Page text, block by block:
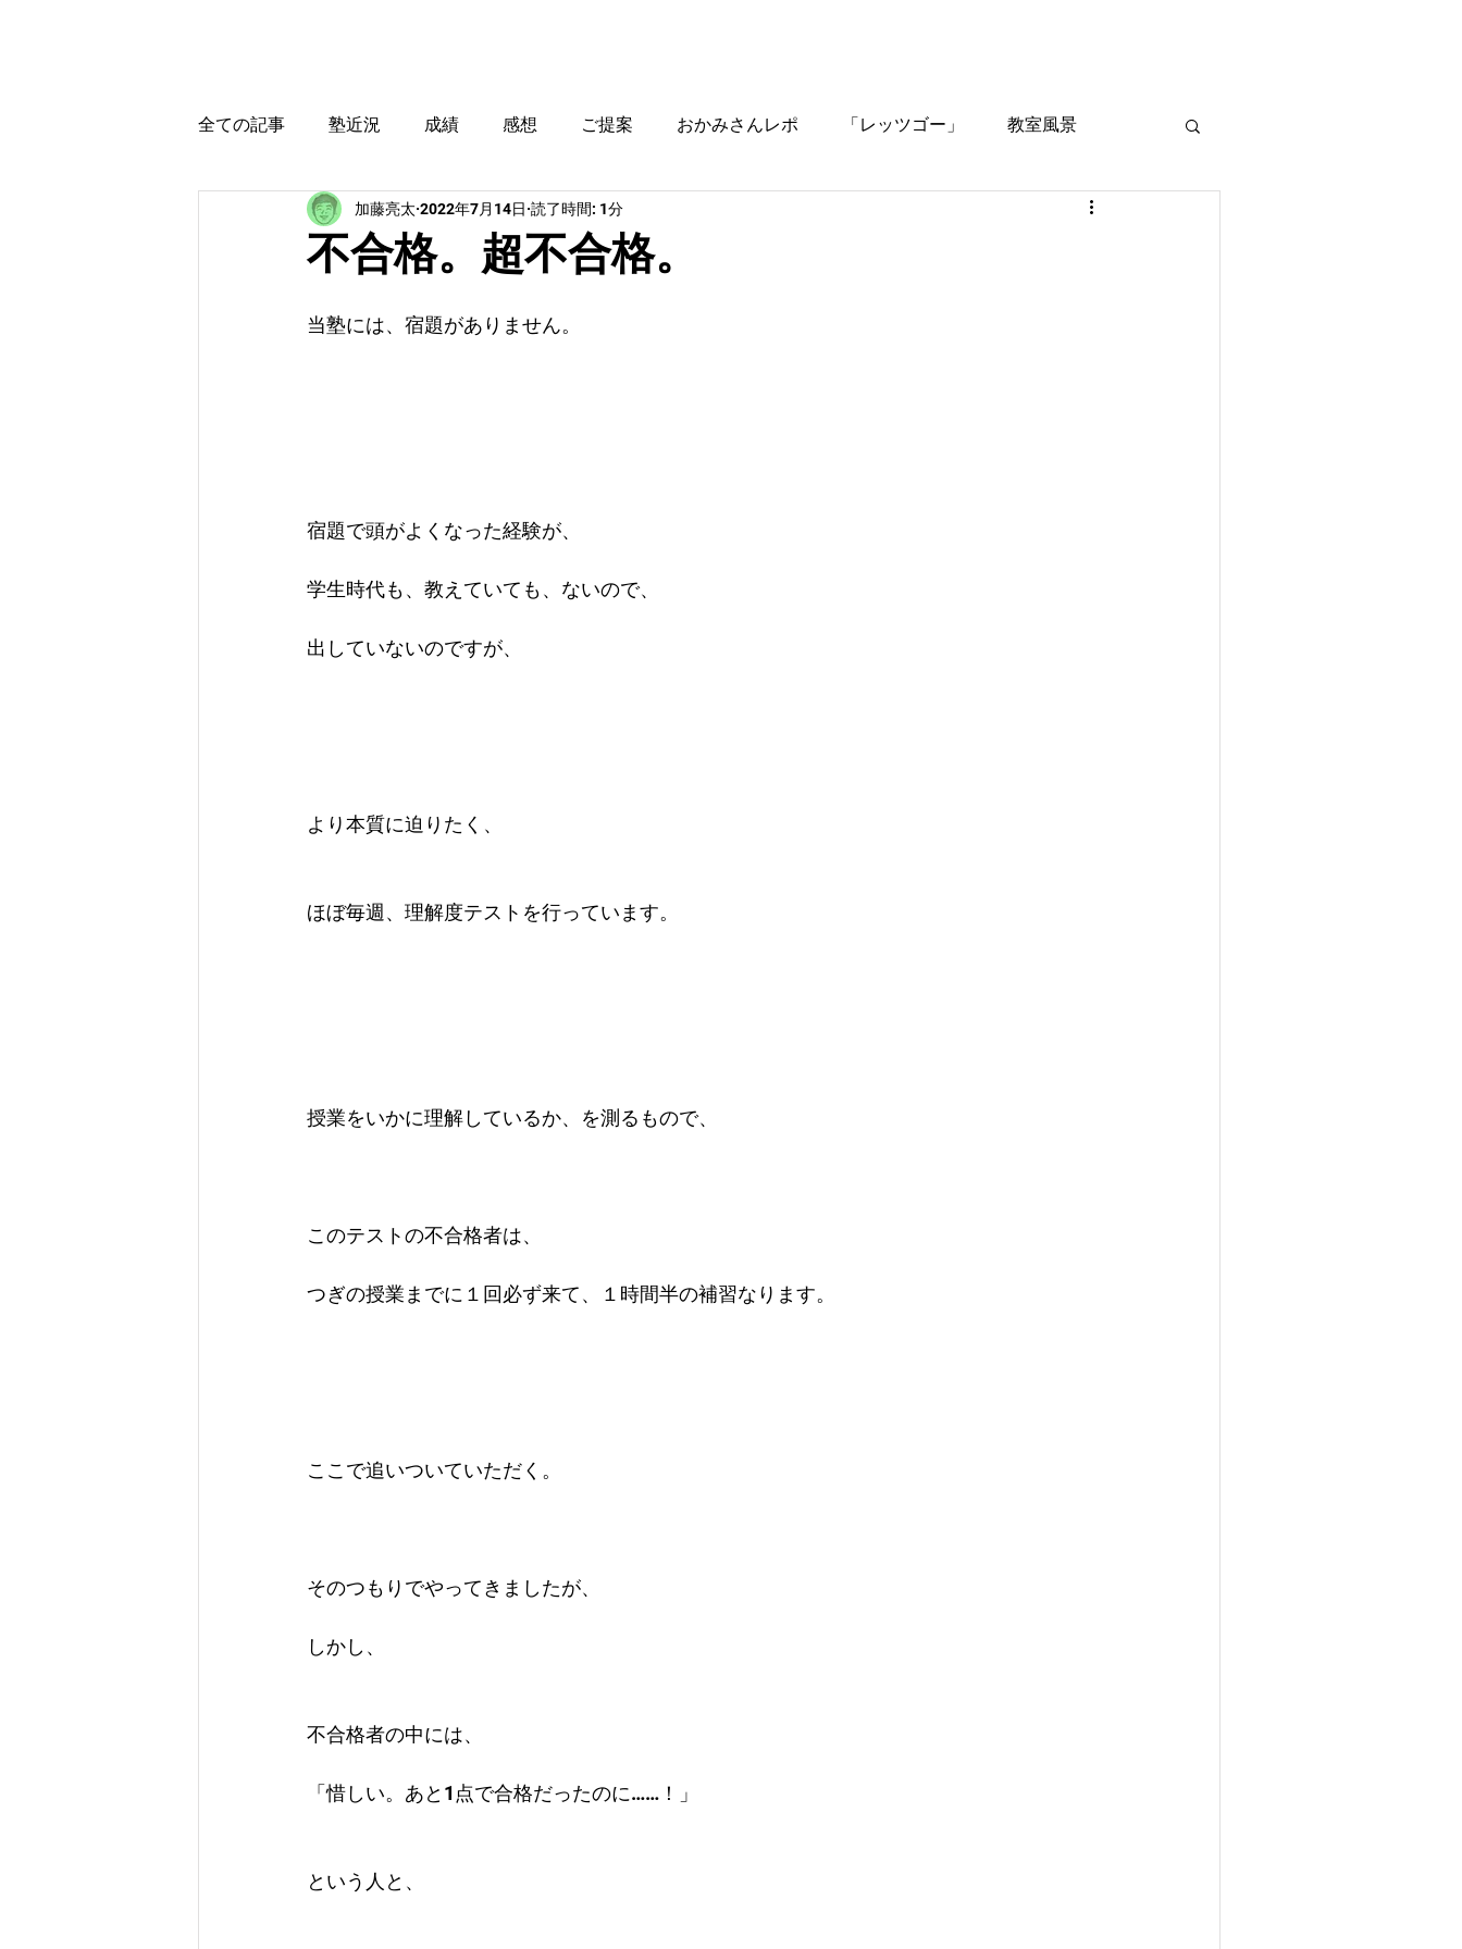
全ての記事 塾近況 成績 感想 ご提案 おかみさんレポ 「レッツゴー」 教室風景
育児・教育本感想 受験に役立つ情報
不合格。超不合格。
加藤亮太 2022年7月14日 読了時間: 1分
当塾には、宿題がありません。
宿題で頭がよくなった経験が、
学生時代も、教えていても、ないので、
出していないのですが、
より本質に迫りたく、
ほぼ毎週、理解度テストを行っています。
授業をいかに理解しているか、を測るもので、
このテストの不合格者は、
つぎの授業までに１回必ず来て、１時間半の補習なります。
ここで追いついていただく。
そのつもりでやってきましたが、
しかし、
不合格者の中には、
「惜しい。あと1点で合格だったのに……！」
という人と、